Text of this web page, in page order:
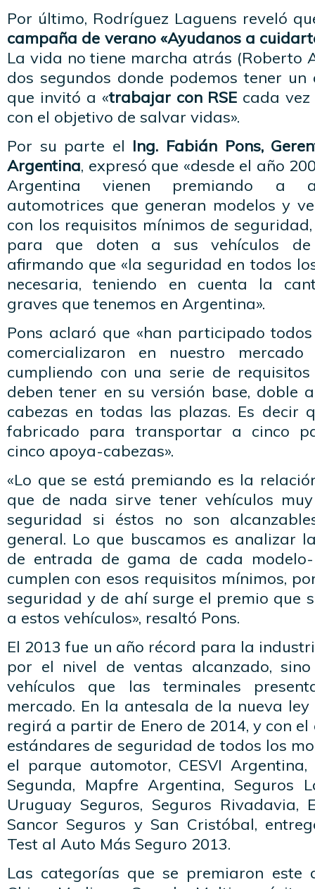
Por último, Rodríguez Laguens reveló
campaña de verano «Ayudanos a
La vida no tiene marcha atrás (Roberto
dos segundos donde podemos tener un
que invitó a «trabajar con RSE cada
con el objetivo de salvar vidas».
Por su parte el Ing. Fabián Pons,
Argentina, expresó que «desde el año
Argentina vienen premiando a
automotrices que generan modelos y
con los requisitos mínimos de
para que doten a sus vehículos de
afirmando que «la seguridad en todos
necesaria, teniendo en cuenta la
graves que tenemos en Argentina».
Pons aclaró que «han participado
comercializaron en nuestro
cumpliendo con una serie de
deben tener en su versión base, doble
cabezas en todas las plazas. Es decir
fabricado para transportar a cinco
cinco apoya-cabezas».
«Lo que se está premiando es la
que de nada sirve tener vehículos
seguridad si éstos no son
general. Lo que buscamos es analizar
de entrada de gama de cada
cumplen con esos requisitos mínimos,
seguridad y de ahí surge el premio que
a estos vehículos», resaltó Pons.
El 2013 fue un año récord para la
por el nivel de ventas alcanzado,
vehículos que las terminales
mercado. En la antesala de la nueva
regirá a partir de Enero de 2014, y con
estándares de seguridad de todos los
el parque automotor, CESVI
Segunda, Mapfre Argentina, Seguros
Uruguay Seguros, Seguros Rivadavia,
Sancor Seguros y San Cristóbal,
Test al Auto Más Seguro 2013.
Las categorías que se premiaron este